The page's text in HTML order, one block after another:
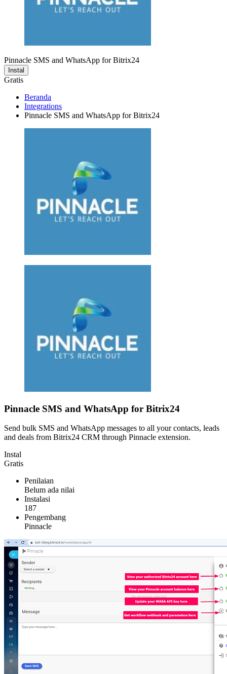
Pinnacle SMS and WhatsApp for Bitrix24
Instal
Gratis
Beranda
Integrations
Pinnacle SMS and WhatsApp for Bitrix24
Pinnacle SMS and WhatsApp for Bitrix24
Send bulk SMS and WhatsApp messages to all your contacts, leads
and deals from Bitrix24 CRM through Pinnacle extension.
Instal
Gratis
Penilaian
Belum ada nilai
Instalasi
187
Pengembang
Pinnacle